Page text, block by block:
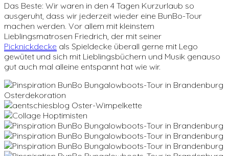
Das Beste: Wir waren in den 4 Tagen Kurzurlaub so
ausgeruht, dass wir jederzeit wieder eine BunBo-Tour
machen werden. Vor allem mit kleinstem
Lieblingsmatrosen Friedrich, der mit seiner
Picknickdecke als Spieldecke überall gerne mit Lego
gewütet und sich mit Lieblingsbüchern und Musik genauso
gut auch mal alleine entspannt hat wie wir.